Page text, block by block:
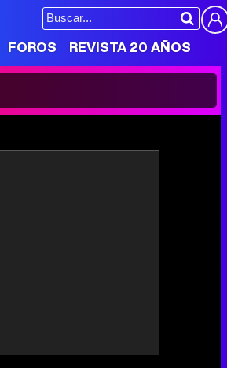
FOROS REVISTA 20 AÑOS